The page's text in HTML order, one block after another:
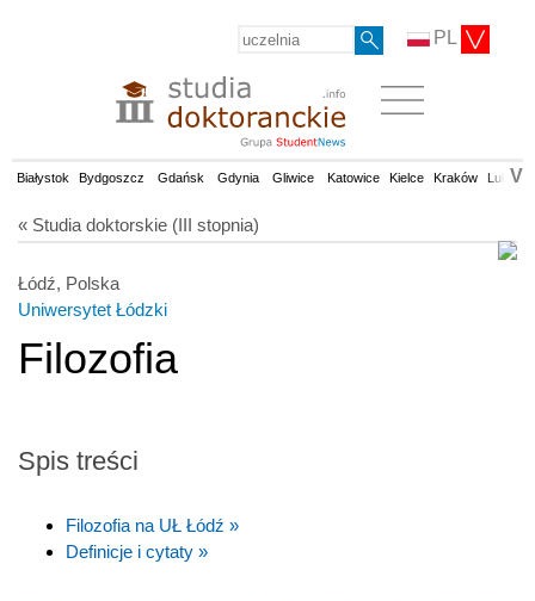
PL
Białystok Bydgoszcz Gdańsk Gdynia Gliwice Katowice Kielce Kraków Lublin
V
« Studia doktorskie (III stopnia)
Łódź, Polska
Uniwersytet Łódzki
Filozofia
Spis treści
Filozofia na UŁ Łódź »
Definicje i cytaty »